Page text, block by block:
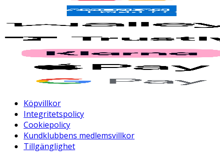
Köpvillkor
Integritetspolicy
Cookiepolicy
Kundklubbens medlemsvillkor
Tillgänglighet